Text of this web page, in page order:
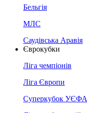
Бельгія
МЛС
Саудівська Аравія
Єврокубки
Ліга чемпіонів
Ліга Європи
Суперкубок УЄФА